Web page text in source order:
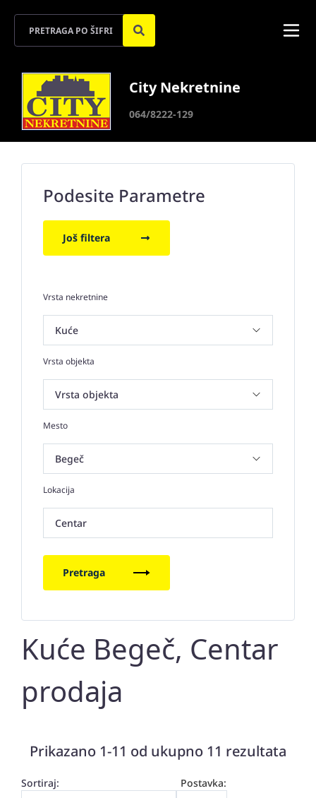
City Nekretnine
064/8222-129
Podesite Parametre
Još filtera
Vrsta nekretnine
Vrsta objekta
Mesto
Lokacija
Centar
Pretraga
Kuće Begeč, Centar
prodaja
Prikazano 1-11 od ukupno 11 rezultata
Postavka:
Sortiraj: